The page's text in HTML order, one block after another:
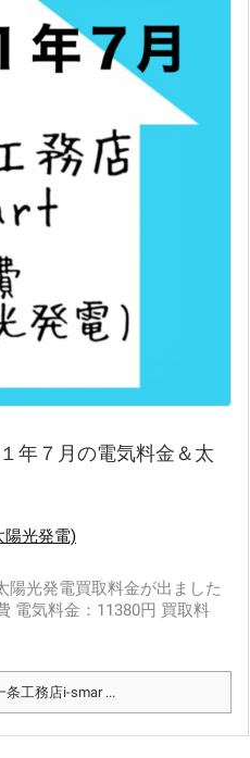
年７月の電気料金＆太
陽光発電)
陽光発電買取料金が出ました
電気料金：11380円 買取料
工務店i-smar ...